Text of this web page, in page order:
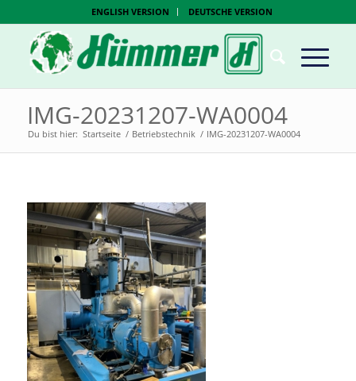
ENGLISH VERSION DEUTSCHE VERSION
IMG-20231207-WA0004
Du bist hier: Startseite / Betriebstechnik / IMG-20231207-WA0004